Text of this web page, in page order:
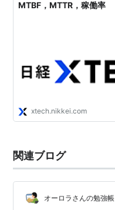
MTBF，MTTR，稼働率
xtech.nikkei.com
関連ブログ
オーロラさんの勉強帳